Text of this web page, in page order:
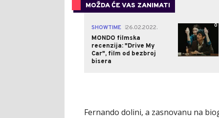
MOŽDA ĆE VAS ZANIMATI
SHOWTIME 26.02.2022.
MONDO filmska
recenzija: "Drive My
Car", film od bezbroj
bisera
0
Fernando dolini, a zasnovanu na